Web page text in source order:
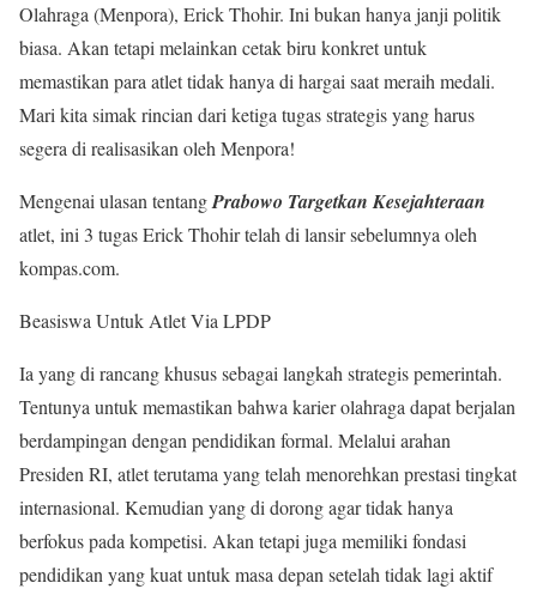
Olahraga (Menpora), Erick Thohir. Ini bukan hanya janji politik
biasa. Akan tetapi melainkan cetak biru konkret untuk
memastikan para atlet tidak hanya di hargai saat meraih medali.
Mari kita simak rincian dari ketiga tugas strategis yang harus
segera di realisasikan oleh Menpora!
Mengenai ulasan tentangPrabowo Targetkan Kesejahteraan
atlet, ini 3 tugas Erick Thohir telah di lansir sebelumnya oleh
kompas.com.
Beasiswa Untuk Atlet Via LPDP
Ia yang di rancang khusus sebagai langkah strategis pemerintah.
Tentunya untuk memastikan bahwa karier olahraga dapat berjalan
berdampingan dengan pendidikan formal. Melalui arahan
Presiden RI, atlet terutama yang telah menorehkan prestasi tingkat
internasional. Kemudian yang di dorong agar tidak hanya
berfokus pada kompetisi. Akan tetapi juga memiliki fondasi
pendidikan yang kuat untuk masa depan setelah tidak lagi aktif